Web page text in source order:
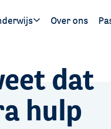
Over ons
dat
hulp